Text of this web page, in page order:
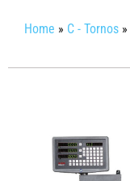
Home » C - Tornos »